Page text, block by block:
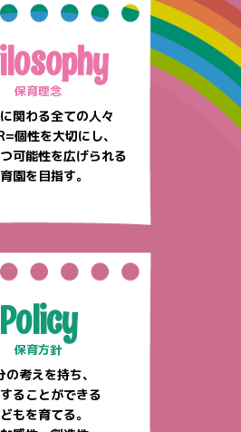
保育理念
関わる全ての人々
個性を大切にし、
可能性を広げられる
園を目指す。
Policy
保育方針
の考えを持ち、
ることができる
もを育てる。